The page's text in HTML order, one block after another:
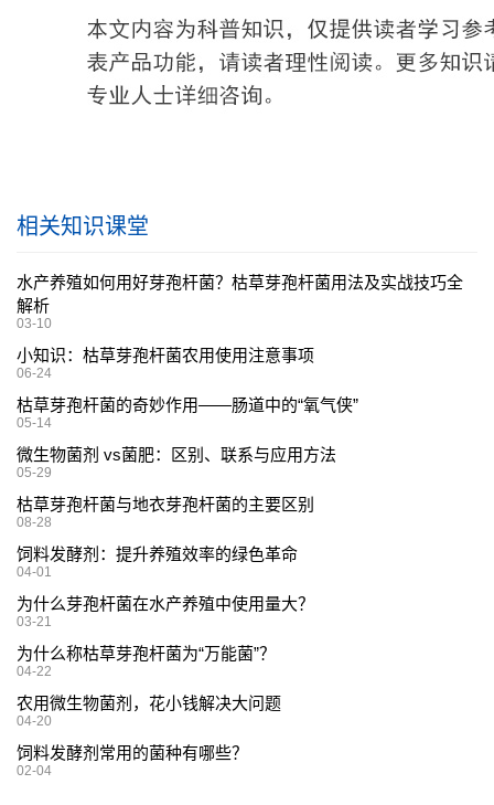
相关知识课堂
水产养殖如何用好芽孢杆菌？枯草芽孢杆菌用法及实战技巧全
解析
03-10
小知识：枯草芽孢杆菌农用使用注意事项
06-24
枯草芽孢杆菌的奇妙作用——肠道中的“氧气侠”
05-14
微生物菌剂 vs菌肥：区别、联系与应用方法
05-29
枯草芽孢杆菌与地衣芽孢杆菌的主要区别
08-28
饲料发酵剂：提升养殖效率的绿色革命
04-01
为什么芽孢杆菌在水产养殖中使用量大？
03-21
为什么称枯草芽孢杆菌为“万能菌”？
04-22
农用微生物菌剂，花小钱解决大问题
04-20
饲料发酵剂常用的菌种有哪些？
02-04